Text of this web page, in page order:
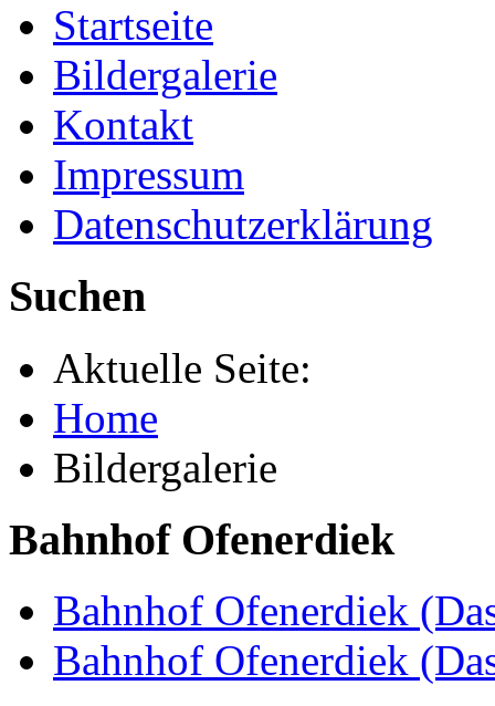
Startseite
Bildergalerie
Kontakt
Impressum
Datenschutzerklärung
Suchen
Aktuelle Seite:
Home
Bildergalerie
Bahnhof Ofenerdiek
Bahnhof Ofenerdiek
Bahnhof Ofenerdiek